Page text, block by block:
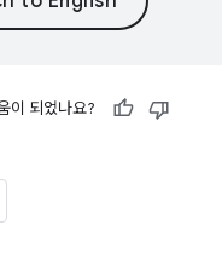
이 되었나요?